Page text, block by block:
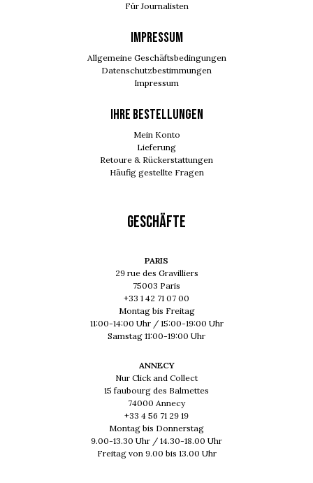
Für Journalisten
IMPRESSUM
Allgemeine Geschäftsbedingungen
Datenschutzbestimmungen
Impressum
Ihre Bestellungen
Mein Konto
Lieferung
Retoure & Rückerstattungen
Häufig gestellte Fragen
GESCHÄFTE
PARIS
29 rue des Gravilliers
75003 Paris
+33 1 42 71 07 00
Montag bis Freitag
11:00-14:00 Uhr / 15:00-19:00 Uhr
Samstag 11:00-19:00 Uhr
ANNECY
Nur Click and Collect
15 faubourg des Balmettes
74000 Annecy
+33 4 56 71 29 19
Montag bis Donnerstag
9.00-13.30 Uhr / 14.30-18.00 Uhr
Freitag von 9.00 bis 13.00 Uhr